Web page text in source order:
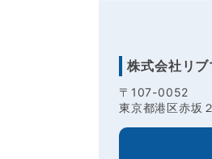
株式会社リ
〒107-0052
東京都港区赤坂